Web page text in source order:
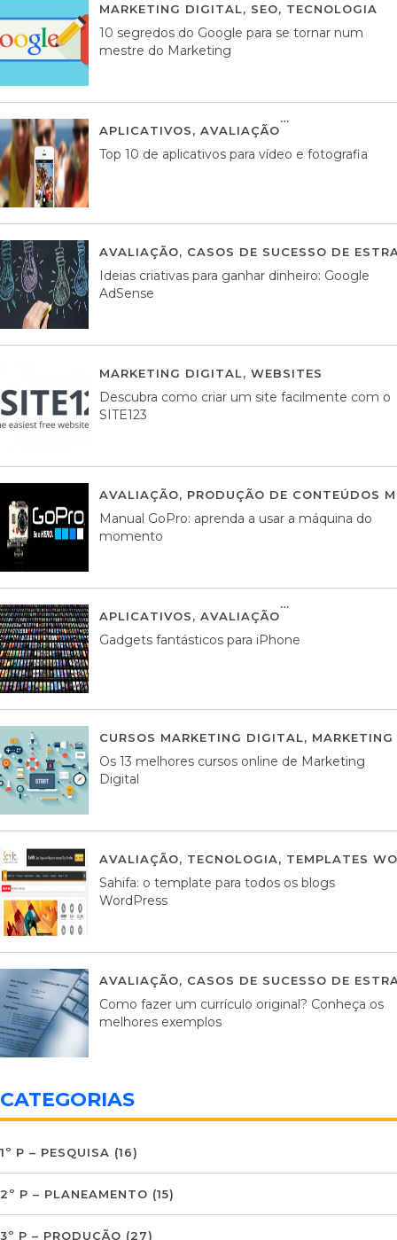
MARKETING DIGITAL, SEO, TECNOLOGIA
10 segredos do Google para se tornar num
mestre do Marketing
APLICATIVOS, AVALIAÇÃO
Top 10 de aplicativos para vídeo e fotografia
AVALIAÇÃO, CASOS DE SUCESSO DE
Ideias criativas para ganhar dinheiro: Google
AdSense
MARKETING DIGITAL, WEBSITES
Descubra como criar um site facilmente com o
SITE123
AVALIAÇÃO, PRODUÇÃO DE CONTEÚDOS
Manual GoPro: aprenda a usar a máquina do
momento
APLICATIVOS, AVALIAÇÃO
Gadgets fantásticos para iPhone
CURSOS MARKETING DIGITAL,
Os 13 melhores cursos online de Marketing
Digital
AVALIAÇÃO, TECNOLOGIA, TEMPLATES
Sahifa: o template para todos os blogs
WordPress
AVALIAÇÃO, CASOS DE SUCESSO DE
Como fazer um currículo original? Conheça os
melhores exemplos
CATEGORIAS
1º P – PESQUISA (16)
2º P – PLANEAMENTO (15)
3º P – PRODUÇÃO (27)